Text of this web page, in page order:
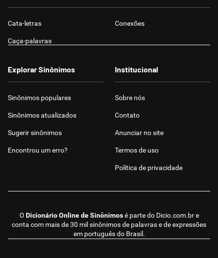
Cata-letras Conexões
Caça-palavras
O Dicionário Online de Sinônimosé parte do Dicio.com.bre
conta com mais de 30 mil sinônimos de palavras e de expressões
em português do Brasil.
Explorar Sinônimos
Sinônimos populares
Sinônimos atualizados
Sugerir sinônimos
Encontrou um erro?
Institucional
Sobre nós
Contato
Anunciar no site
Termos de uso
Política de privacidade